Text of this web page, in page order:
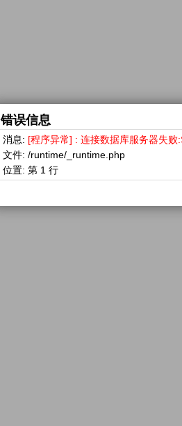
错误信息
消息: [程序异常] : 连接数据库服务器失
文件: /runtime/_runtime.php
位置: 第 1 行